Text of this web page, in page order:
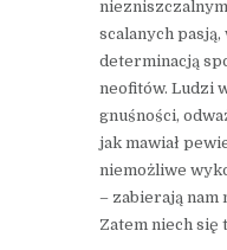
scalanych
determinacją
neofitów. Ludzi
gnuśności,
jak mawiał
niemożliwe
– zabierają nam
Zatem niech się